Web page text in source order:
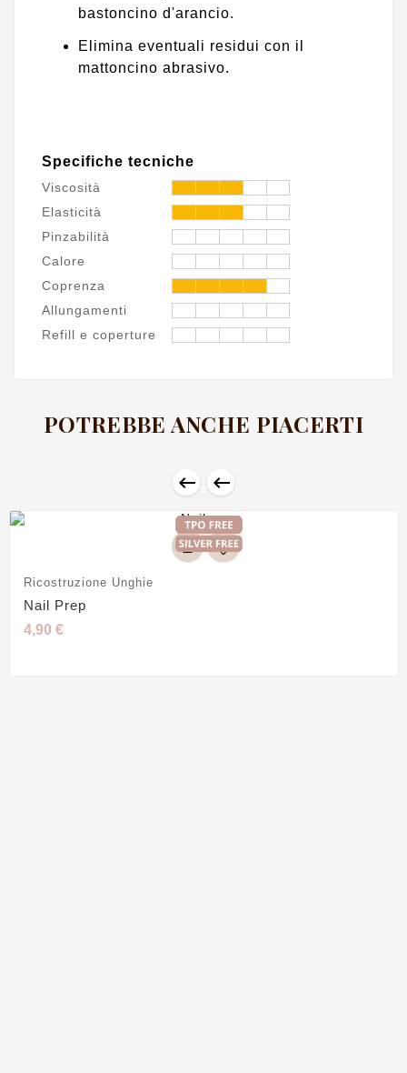
bastoncino d'arancio.
Elimina eventuali residui con il
mattoncino abrasivo.
Specifiche tecniche
Viscosità
Elasticità
Pinzabilità
Calore
Coprenza
Allungamenti
Refill e coperture
POTREBBE ANCHE PIACERTI
 
Ricostruzione Unghie
Nail Prep
4,90 €